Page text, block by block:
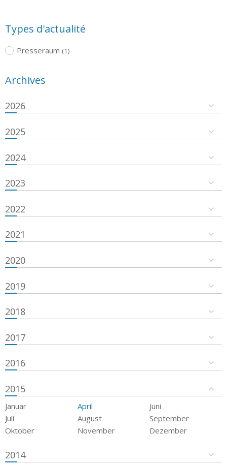
Types d'actualité
Presseraum (1)
Archives
2026
2025
2024
2023
2022
2021
2020
2019
2018
2017
2016
2015
Januar April
Juni
Juli
August
September
Oktober
November Dezember
2014